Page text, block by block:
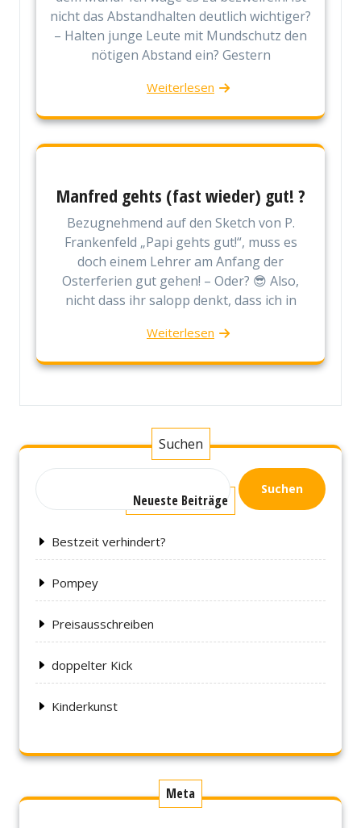
nicht das Abstandhalten deutlich wichtiger?
– Halten junge Leute mit Mundschutz den
nötigen Abstand ein? Gestern
Weiterlesen
Manfred gehts (fast wieder) gut! ?
Bezugnehmend auf den Sketch von P.
Frankenfeld „Papi gehts gut!“, muss es
doch einem Lehrer am Anfang der
Osterferien gut gehen! – Oder? 😎 Also,
nicht dass ihr salopp denkt, dass ich in
Weiterlesen
Suchen
Suchen
Neueste Beiträge
Bestzeit verhindert?
Pompey
Preisausschreiben
doppelter Kick
Kinderkunst
Meta